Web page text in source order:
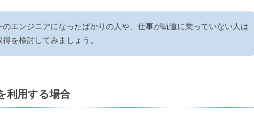
のエンジニアになったばかりの人や、仕事が軌道に乗っていない人は
得を検討してみましょう。
利用する場合